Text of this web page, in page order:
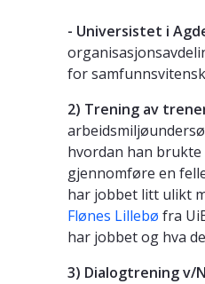
- Universistet i
for
2) Trening av
hvordan han brukte
gjennomføre en
har jobbet litt ulikt
Flønes Lillebø fra
har jobbet og hva
3) Dialogtrening v/